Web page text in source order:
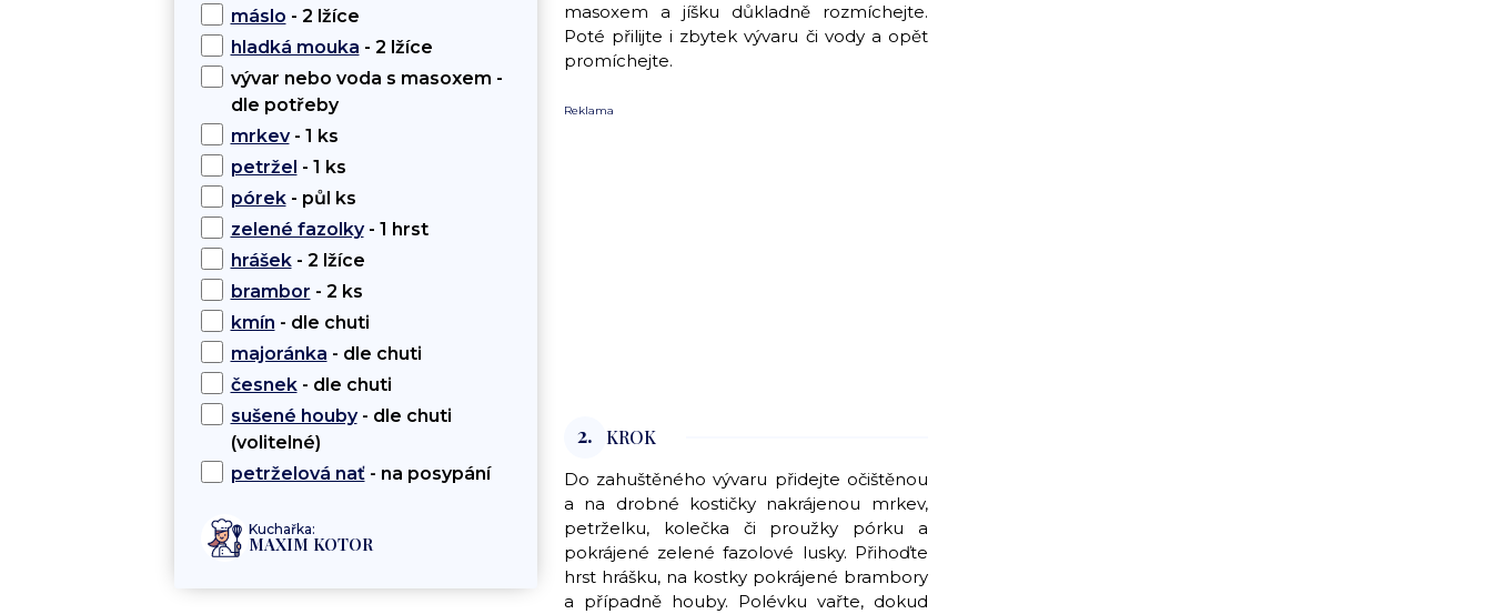
máslo - 2 lžíce
hladká mouka - 2 lžíce
vývar nebo voda s masoxem -
dle potřeby
mrkev- 1 ks
petržel - 1 ks
pórek- půl ks
zelené fazolky- 1 hrst
hrášek- 2 lžíce
brambor - 2 ks
kmín - dle chuti
majoránka - dle chuti
česnek- dle chuti
sušené houby- dle chuti
(volitelné)
petrželová nať- na posypání
Kuchařka:
MAXIM KOTOR
masoxem a jíšku důkladně rozmíchejte.
Poté přilijte i zbytek vývaru či vody a opět
promíchejte.
Reklama
2. KROK
Do zahuštěného vývaru přidejte očištěnou
a na drobné kostičky nakrájenou mrkev,
petrželku, kolečka či proužky pórku a
pokrájené zelené fazolové lusky. Přihoďte
hrst hrášku, na kostky pokrájené brambory
a případně houby. Polévku vařte, dokud